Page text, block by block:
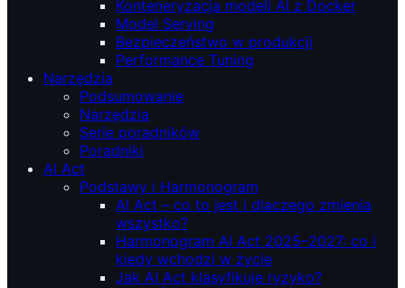
Konteneryzacja modeli AI z Docker
Model Serving
Bezpieczeństwo w produkcji
Performance Tuning
Narzędzia
Podsumowanie
Narzędzia
Serie poradników
Poradniki
AI Act
Podstawy i Harmonogram
AI Act – co to jest i dlaczego zmienia
wszystko?
Harmonogram AI Act 2025–2027: co i
kiedy wchodzi w życie
Jak AI Act klasyfikuje ryzyko?